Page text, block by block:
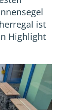
ist
Highlight